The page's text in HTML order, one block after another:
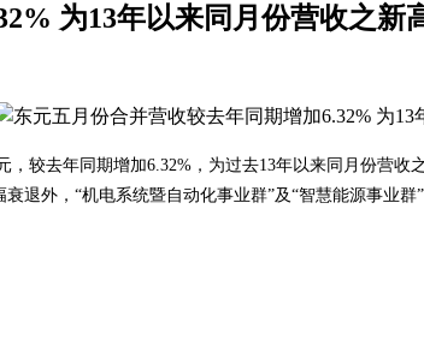
为13年以来同月份营收之新
，较去年同期增加6.32%，为过去13年以来同月份营
退外，“机电系统暨自动化事业群”及“智慧能源事